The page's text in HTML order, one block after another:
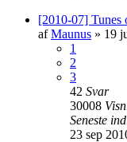
[2010-07] Tunes
afMaunus » 19
1
2
3
42 Svar
30008
Seneste
23 sep